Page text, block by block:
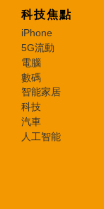
科技焦點
iPhone
5G流動
電腦
數碼
智能家居
科技
汽車
人工智能